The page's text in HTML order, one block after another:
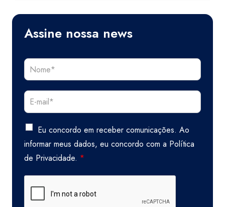
Assine nossa news
Eu concordo em receber comunicações. Ao
informar meus dados, eu concordo com a Política
de Privacidade. *